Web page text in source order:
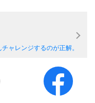
ャレンジするのが正解。